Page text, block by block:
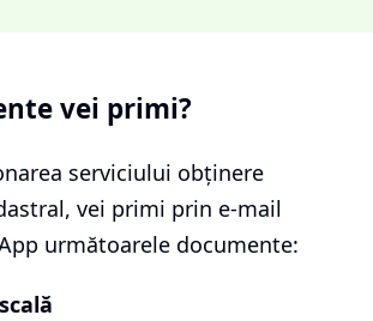
vei primi?
serviciului obținere
, vei primi prin e-mail
următoarele documente: